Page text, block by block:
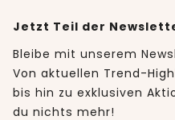
Jetzt Teil der
Bleibe mit unserem
Von aktuellen Trend-
bis hin zu exklusiven
du nichts mehr!